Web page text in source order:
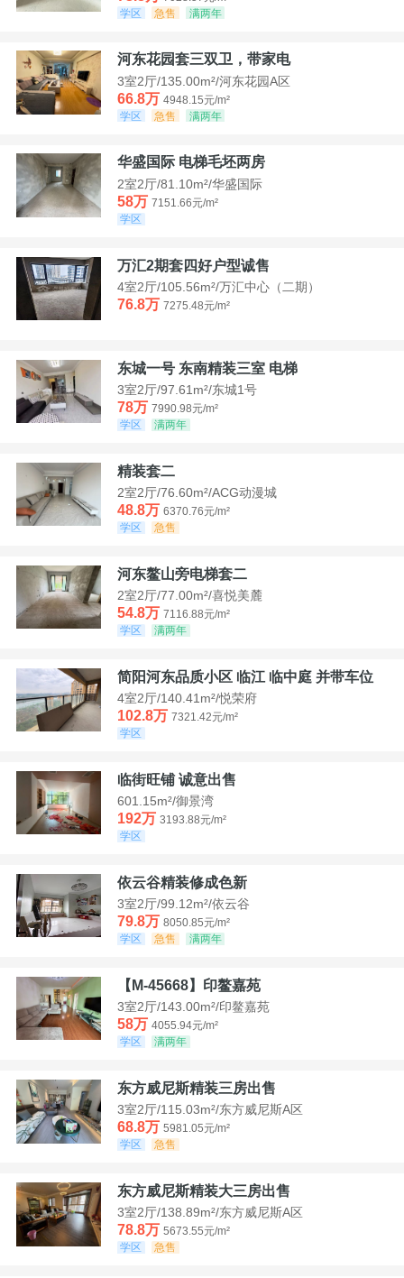
学区
急售 满两年
河东花园套三双卫，带家电
3室2厅/135.00m²/河东花园A区
66.8万 4948.15元/m²
学区
急售 满两年
华盛国际 电梯毛坯两房
2室2厅/81.10m²/华盛国际
58万 7151.66元/m²
学区
万汇2期套四好户型诚售
4室2厅/105.56m²/万汇中心（二期）
76.8万 7275.48元/m²
东城一号 东南精装三室 电梯
3室2厅/97.61m²/东城1号
78万 7990.98元/m²
学区
满两年
精装套二
2室2厅/76.60m²/ACG动漫城
48.8万 6370.76元/m²
学区
急售
河东鳌山旁电梯套二
2室2厅/77.00m²/喜悦美麓
54.8万 7116.88元/m²
学区
满两年
简阳河东品质小区 临江 临中庭 并带车位
4室2厅/140.41m²/悦荣府
102.8万 7321.42元/m²
学区
临街旺铺 诚意出售
601.15m²/御景湾
192万 3193.88元/m²
学区
依云谷精装修成色新
3室2厅/99.12m²/依云谷
79.8万 8050.85元/m²
学区
急售 满两年
【M-45668】印鳌嘉苑
3室2厅/143.00m²/印鳌嘉苑
58万 4055.94元/m²
学区
满两年
东方威尼斯精装三房出售
3室2厅/115.03m²/东方威尼斯A区
68.8万 5981.05元/m²
学区
急售
东方威尼斯精装大三房出售
3室2厅/138.89m²/东方威尼斯A区
78.8万 5673.55元/m²
学区
急售